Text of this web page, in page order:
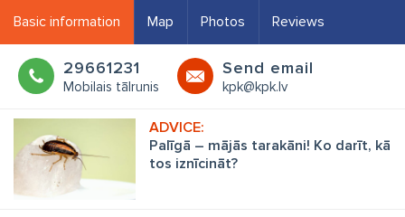
Basic information Map Photos Reviews
29661231
Mobilais tālrunis
Send email
kpk@kpk.lv
Palīgā – mājās tarakāni! Ko darīt, kā
tos iznīcināt?